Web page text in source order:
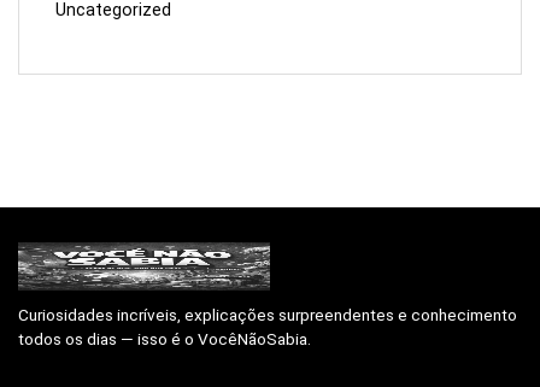
Uncategorized
Curiosidades incríveis, explicações surpreendentes e conhecimento
todos os dias — isso é o VocêNãoSabia.